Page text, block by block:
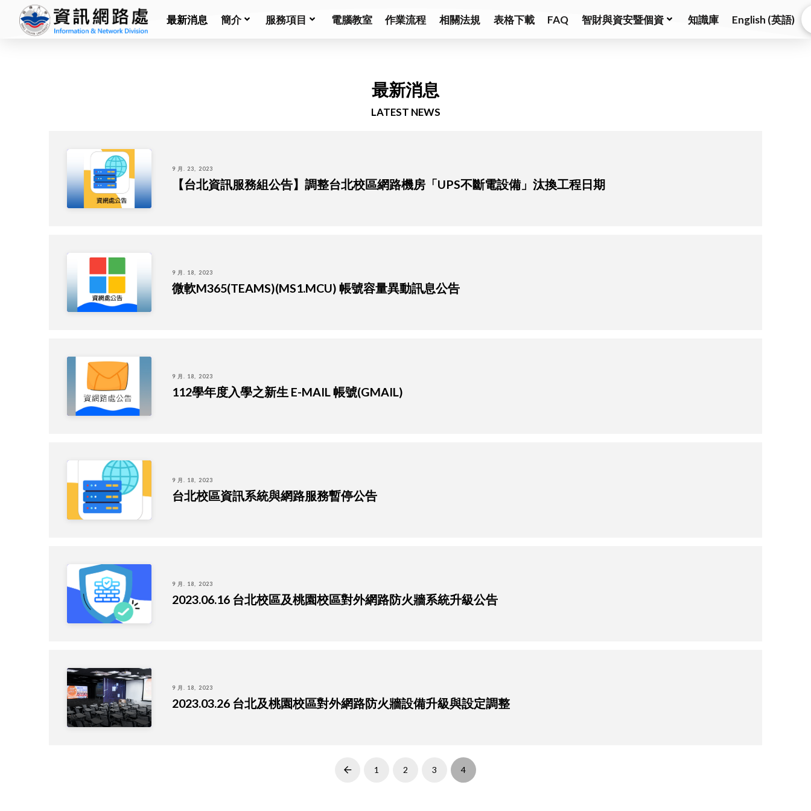
最新消息 簡介 服務項目 電腦教室 作業流程 相關法規 表格下載 FAQ 智財與資安暨個資 知識庫 English (英語)
最新消息
LATEST NEWS
9 月. 23, 2023
【台北資訊服務組公告】調整台北校區網路機房「UPS不斷電設備」汰換工程日期
9 月. 18, 2023
微軟M365(TEAMS)(MS1.MCU) 帳號容量異動訊息公告
9 月. 18, 2023
112學年度入學之新生 E-MAIL 帳號(GMAIL)
9 月. 18, 2023
台北校區資訊系統與網路服務暫停公告
9 月. 18, 2023
2023.06.16 台北校區及桃園校區對外網路防火牆系統升級公告
9 月. 18, 2023
2023.03.26 台北及桃園校區對外網路防火牆設備升級與設定調整
Prev 1 2 3 4